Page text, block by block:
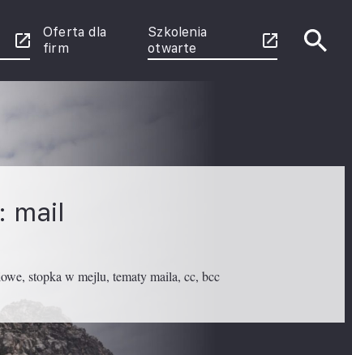
Oferta dla
firm
Szkolenia
otwarte
mail
stopka w mejlu, tematy maila, cc, bcc